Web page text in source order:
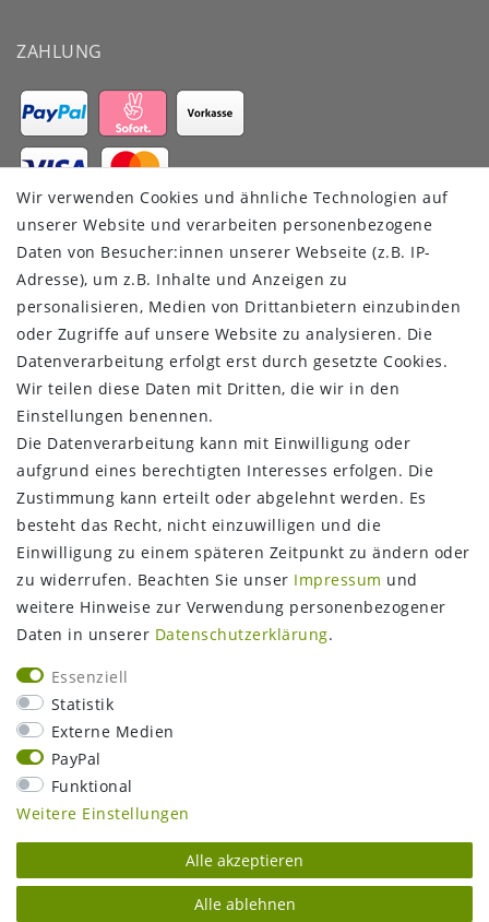
ZAHLUNG
VERSANDDIENSTLEISTER
FOLGEN SIE UNS
Wir verwenden Cookies und ähnliche Technologien auf
unserer Website und verarbeiten personenbezogene
Daten von Besucher:innen unserer Webseite (z.B. IP-
Adresse), um z.B. Inhalte und Anzeigen zu
personalisieren, Medien von Drittanbietern einzubinden
oder Zugriffe auf unsere Website zu analysieren. Die
Datenverarbeitung erfolgt erst durch gesetzte Cookies.
Wir teilen diese Daten mit Dritten, die wir in den
Einstellungen benennen.
Die Datenverarbeitung kann mit Einwilligung oder
aufgrund eines berechtigten Interesses erfolgen. Die
Zustimmung kann erteilt oder abgelehnt werden. Es
besteht das Recht, nicht einzuwilligen und die
Einwilligung zu einem späteren Zeitpunkt zu ändern oder
zu widerrufen. Beachten Sie unser Impressum und
weitere Hinweise zur Verwendung personenbezogener
Daten in unserer Daten­schutz­erklärung.
Essenziell
Statistik
Externe Medien
PayPal
Funktional
Weitere Einstellungen
Alle akzeptieren
Alle ablehnen